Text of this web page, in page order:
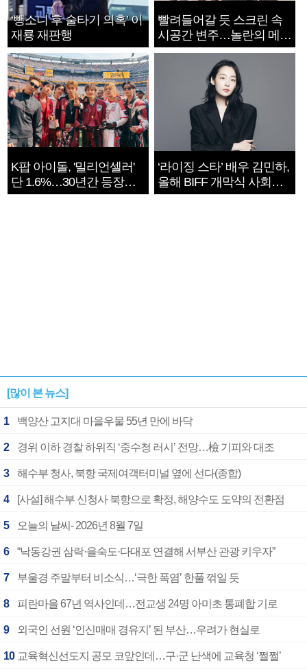
‘뺑소니 후 술타기 의혹’ 이
재룡 재판행
빨려들어갈 듯 스크린 속
시공간 변주…놀란의 메시
지는 ‘전쟁 속죄’
K팝 아이돌, '밀리언셀러'
단 1.6%…30년간 등장
1182개팀 전수조사
‘라이징 스타’ 배우 김민하,
올해 BIFF 개막식 사회자
확정
[많이 본 뉴스]
1 백양산 고지대 마을우물 55년 만에 바닥
2 경위 이하 경찰 하위직 ‘중수청 러시’ 전망…檢 기피와 대조
3 해수부 청사, 북항 국제여객터미널 옆에 선다(종합)
4 [사설] 해수부 신청사 북항으로 확정, 해양수도 도약의 전환점
5 오늘의 날씨- 2026년 8월 7일
6 “낙동강권 삼락·을숙도·다대포 연결해 서부산 관광 키우자”
7 부울경 주말부터 비소식…‘극한 폭염’ 한풀 꺾일 듯
8 피란마을 67년 역사인데…전교생 24명 아미초 통폐합 기로
9 외국인 선원 ‘인신매매 경유지’ 된 부산…우려가 현실로
10 교육혁신선도지 공모 코앞인데…구·군 난색에 교육청 ‘쩔쩔’